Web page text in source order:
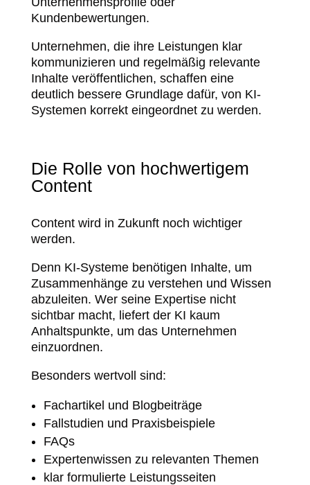
Kundenbewertungen.
Unternehmen, die ihre Leistungen klar
kommunizieren und regelmäßig relevante
Inhalte veröffentlichen, schaffen eine
deutlich bessere Grundlage dafür, von KI-
Systemen korrekt eingeordnet zu werden.
Die Rolle von hochwertigem
Content
Content wird in Zukunft noch wichtiger
werden.
Denn KI-Systeme benötigen Inhalte, um
Zusammenhänge zu verstehen und Wissen
abzuleiten. Wer seine Expertise nicht
sichtbar macht, liefert der KI kaum
Anhaltspunkte, um das Unternehmen
einzuordnen.
Besonders wertvoll sind:
Fachartikel und Blogbeiträge
Fallstudien und Praxisbeispiele
FAQs
Expertenwissen zu relevanten Themen
klar formulierte Leistungsseiten